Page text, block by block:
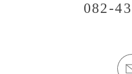
082-